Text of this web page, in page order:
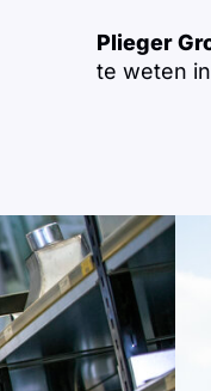
Plieger
te weten